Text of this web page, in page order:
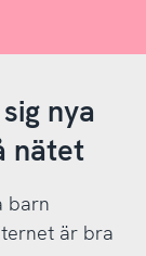
nya
nätet
barn
är bra